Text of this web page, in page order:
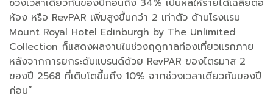
ห้อง หรือ RevPAR เพิ่มสูงขึ้นกว่า 2 เท่าตัว ด้านโรงแรม
Mount Royal Hotel Edinburgh by The Unlimited
Collection ก็แสดงผลงานในช่วงฤดูกาลท่องเที่ยวแรกภาย
หลังจากการยกระดับแบรนด์ด้วย RevPAR ของไตรมาส 2
ของปี 2568 ที่เติบโตขึ้นถึง 10% จากช่วงเวลาเดียวกันของปี
ก่อน”